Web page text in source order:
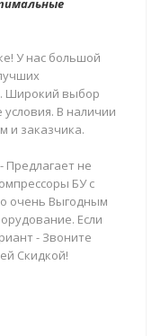
У нас большой
Широкий выбор
В наличии
и заказчика.
Предлагает не
БУ с
очень Выгодным
Если
- Звоните
Скидкой!